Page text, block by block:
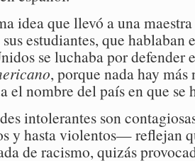
idea que llevó a una
estudiantes, que hablaban
se luchaba por defender
, porque nada hay
el nombre del país en que se
intolerantes son
y hasta violentos— reflejan
de racismo, quizás